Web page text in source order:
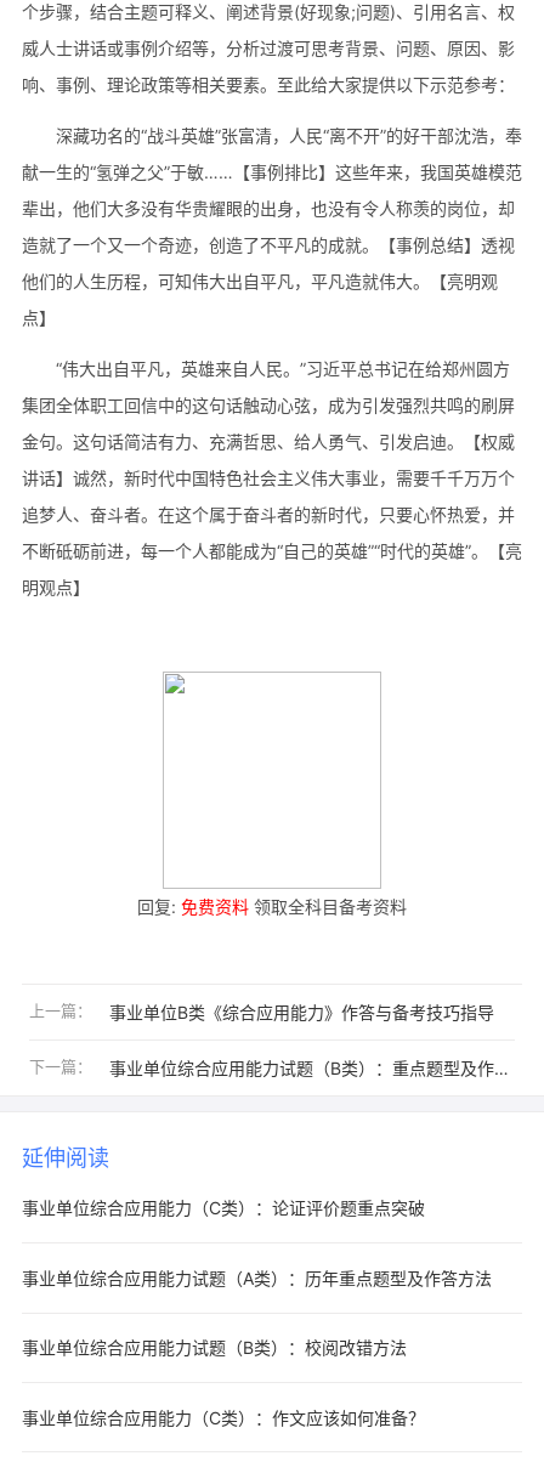
个步骤，结合主题可释义、阐述背景(好现象;问题)、引用名言、权
威人士讲话或事例介绍等，分析过渡可思考背景、问题、原因、影
响、事例、理论政策等相关要素。至此给大家提供以下示范参考：
深藏功名的“战斗英雄”张富清，人民“离不开”的好干部沈浩，奉
献一生的“氢弹之父”于敏……【事例排比】这些年来，我国英雄模范
辈出，他们大多没有华贵耀眼的出身，也没有令人称羡的岗位，却
造就了一个又一个奇迹，创造了不平凡的成就。【事例总结】透视
他们的人生历程，可知伟大出自平凡，平凡造就伟大。【亮明观
点】
“伟大出自平凡，英雄来自人民。”习近平总书记在给郑州圆方
集团全体职工回信中的这句话触动心弦，成为引发强烈共鸣的刷屏
金句。这句话简洁有力、充满哲思、给人勇气、引发启迪。【权威
讲话】诚然，新时代中国特色社会主义伟大事业，需要千千万万个
追梦人、奋斗者。在这个属于奋斗者的新时代，只要心怀热爱，并
不断砥砺前进，每一个人都能成为“自己的英雄”“时代的英雄”。【亮
明观点】
回复: 免费资料 领取全科目备考资料
上一篇： 事业单位B类《综合应用能力》作答与备考技巧指导
下一篇： 事业单位综合应用能力试题（B类）：重点题型及作答方法
延伸阅读
事业单位综合应用能力（C类）：论证评价题重点突破
事业单位综合应用能力试题（A类）：历年重点题型及作答方法
事业单位综合应用能力试题（B类）：校阅改错方法
事业单位综合应用能力（C类）：作文应该如何准备？